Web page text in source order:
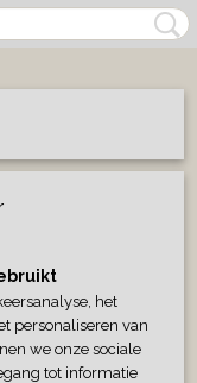
met usb
het
personaliseren van
we onze sociale
tot informatie